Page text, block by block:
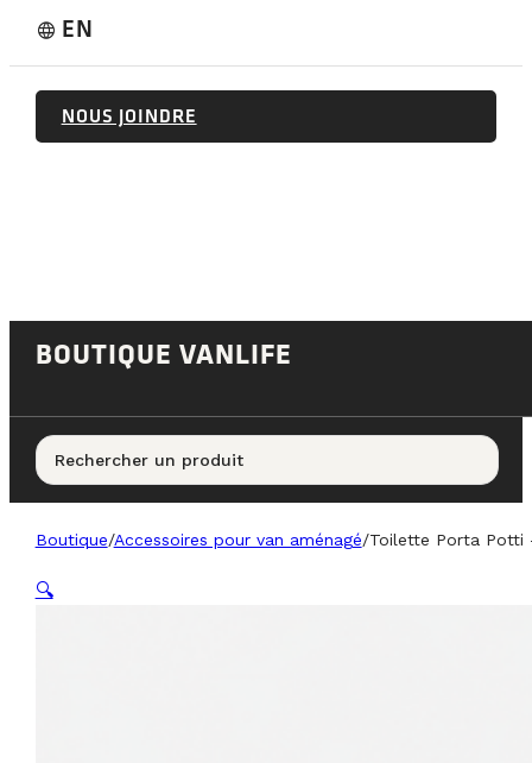
language EN
NOUS JOINDRE
BOUTIQUE VANLIFE
Rechercher un produit
Boutique/Accessoires pour van aménagé/Toilette Porta Potti
🔍